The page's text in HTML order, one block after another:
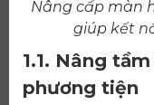
Nâng cấp màn
giúp kết
1.1. Nâng
phương tiện